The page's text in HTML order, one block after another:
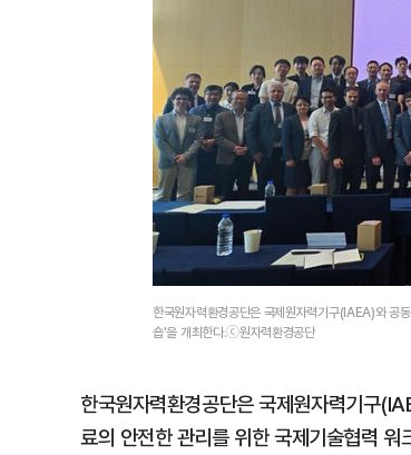
한국원자력환경공단은 국제원자력기구(IAEA)와 공
숍'을 개최한다.ⓒ원자력환경공단
한국원자력환경공단은 국제원자력기구
료의 안전한 관리를 위한 국제기술협력 워